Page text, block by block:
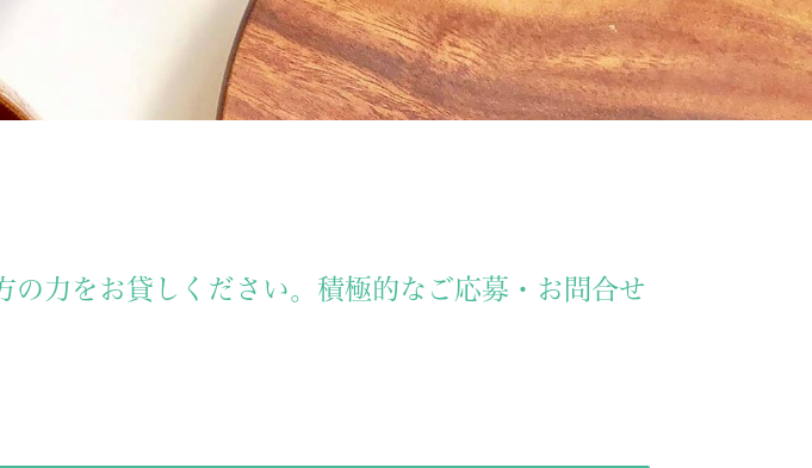
力をお貸しください。積極的なご応募・お問合せ